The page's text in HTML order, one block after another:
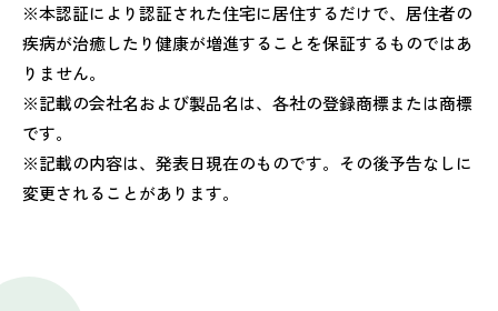
※本認証により認証された住宅に居住するだけで、居住者の
疾病が治癒したり健康が増進することを保証するものではあ
りません。
※記載の会社名および製品名は、各社の登録商標または商標
です。
※記載の内容は、発表日現在のものです。その後予告なしに
変更されることがあります。